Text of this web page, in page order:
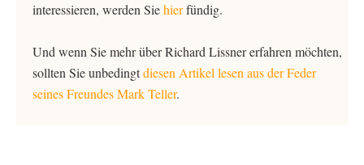
interessieren, werden Siehierfündig.
Und wenn Sie mehr über Richard Lissner erfahren möchten,
sollten Sie unbedingtdiesen Artikel lesen aus der Feder
seines Freundes Mark Teller.